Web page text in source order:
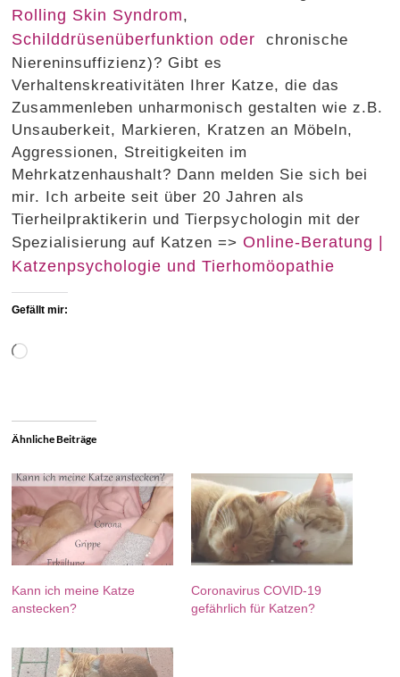
Rolling Skin Syndrom,
Schilddrüsenüberfunktion oder
chronische
Niereninsuffizienz)? Gibt es
Verhaltenskreativitäten Ihrer Katze, die das
Zusammenleben unharmonisch gestalten wie z.B.
Unsauberkeit, Markieren, Kratzen an Möbeln,
Aggressionen, Streitigkeiten im
Mehrkatzenhaushalt? Dann melden Sie sich bei
mir. Ich arbeite seit über 20 Jahren als
Tierheilpraktikerin und Tierpsychologin mit der
Spezialisierung auf Katzen =>Online-Beratung |
Katzenpsychologie und Tierhomöopathie
Gefällt mir:
Wird
Ähnliche Beiträge
Kann ich meine Katze
anstecken?
Coronavirus COVID-19
gefährlich für Katzen?